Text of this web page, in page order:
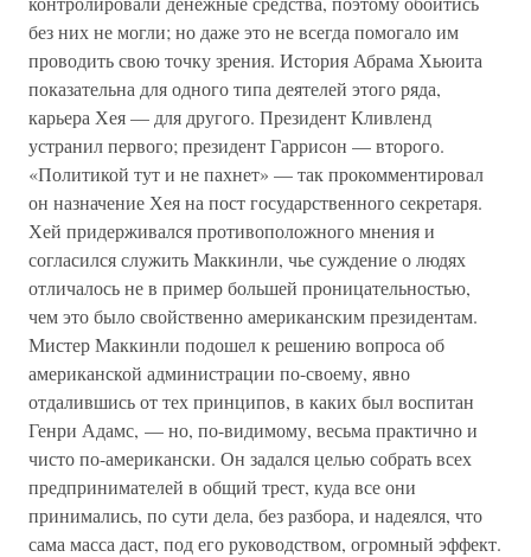
без них не могли; но даже это не всегда помогало им
проводить свою точку зрения. История Абрама Хьюита
показательна для одного типа деятелей этого ряда,
карьера Хея — для другого. Президент Кливленд
устранил первого; президент Гаррисон — второго.
«Политикой тут и не пахнет» — так прокомментировал
он назначение Хея на пост государственного секретаря.
Хей придерживался противоположного мнения и
согласился служить Маккинли, чье суждение о людях
отличалось не в пример большей проницательностью,
чем это было свойственно американским президентам.
Мистер Маккинли подошел к решению вопроса об
американской администрации по-своему, явно
отдалившись от тех принципов, в каких был воспитан
Генри Адамс, — но, по-видимому, весьма практично и
чисто по-американски. Он задался целью собрать всех
предпринимателей в общий трест, куда все они
принимались, по сути дела, без разбора, и надеялся, что
сама масса даст, под его руководством, огромный эффект.